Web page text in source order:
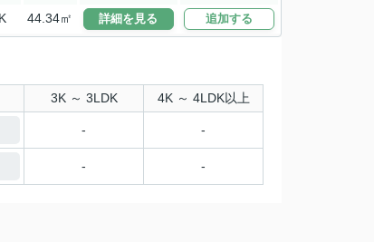
44.34㎡ 詳細を見る 追加する
3K ～ 3LDK 4K ～ 4LDK以上
- -
- -